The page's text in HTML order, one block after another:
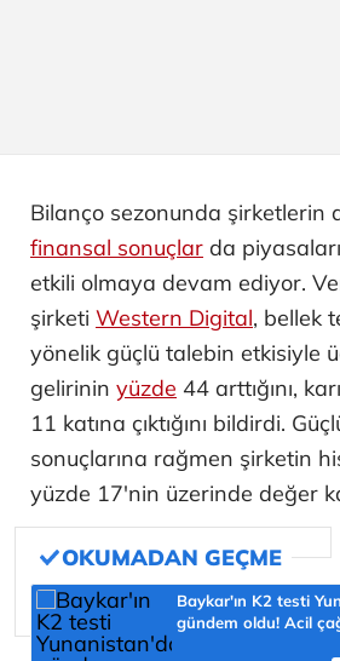
Bilanço sezonunda şirketlerin
finansal sonuçlar da
etkili olmaya devam ediyor.
şirketi Western Digital, bellek
yönelik güçlü talebin etkisiyle
gelirinin yüzde 44 arttığını,
11 katına çıktığını bildirdi.
sonuçlarına rağmen şirketin
yüzde 17'nin üzerinde değer
Baykar'ın K2 testi
gündem oldu! Acil